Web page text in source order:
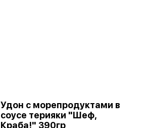
Удон с морепродуктами в
соусе терияки "Шеф,
Краба!" 390гр